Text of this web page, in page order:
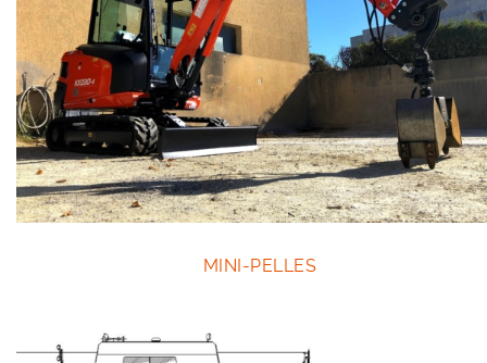
Outillage
MINI-PELLES